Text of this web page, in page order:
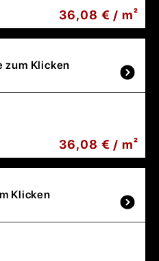
36,08 € / m²
zum Klicken
36,08 € / m²
Klicken